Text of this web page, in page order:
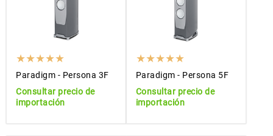
Paradigm - Persona 3F
Consultar precio de
importación
Paradigm - Persona 5F
Consultar precio de
importación